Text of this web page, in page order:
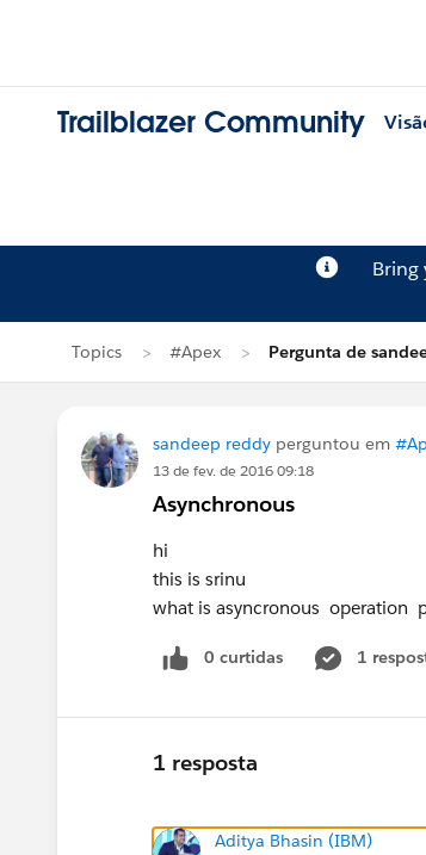
Trailblazer Community
Bring
Topics #Apex Pergunta de
sandeep reddy perguntou em
13 de fev. de 2016 09:18
Asynchronous
hi
this is srinu
what is asyncronous operation
0 curtidas 1
1 resposta
Aditya Bhasin (IBM)